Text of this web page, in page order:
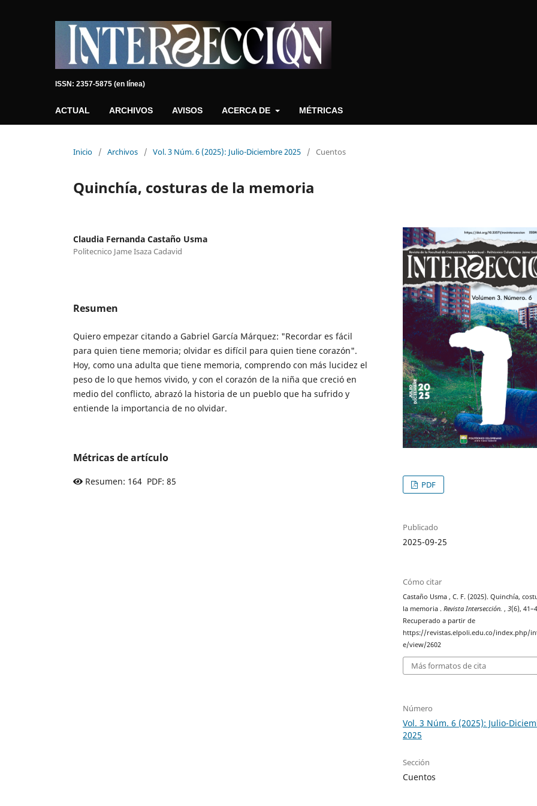
ISSN: 2357-5875 (en línea)
ACTUAL ARCHIVOS AVISOS ACERCA DE MÉTRICAS
Inicio / Archivos / Vol. 3 Núm. 6 (2025): Julio-Diciembre 2025 / Cuentos
Quinchía, costuras de la memoria
Claudia Fernanda Castaño Usma
Politecnico Jame Isaza Cadavid
Resumen
Quiero empezar citando a Gabriel García Márquez: "Recordar es fácil
para quien tiene memoria; olvidar es difícil para quien tiene corazón".
Hoy, como una adulta que tiene memoria, comprendo con más lucidez el
peso de lo que hemos vivido, y con el corazón de la niña que creció en
medio del conflicto, abrazó la historia de un pueblo que ha sufrido y
entiende la importancia de no olvidar.
Métricas de artículo
Resumen: 164 PDF: 85 PDF
Publicado
2025-09-25
Cómo citar
Castaño Usma , C. F. (2025). Quinchía,
la memoria .Revista Intersección. ,3(6),
Recuperado a partir de
https://revistas.elpoli.edu.co/index.php/
e/view/2602
Más formatos de cita
Número
Vol. 3 Núm. 6 (2025): Julio-
2025
Sección
Cuentos